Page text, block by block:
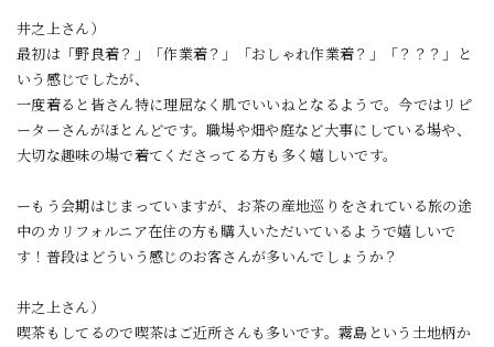
井之上さん）
最初は「野良着？」「作業着？」「おしゃれ作業着？」「？？？」と
いう感じでしたが、
一度着ると皆さん特に理屈なく肌でいいねとなるようで。今ではリピ
ーターさんがほとんどです。職場や畑や庭など大事にしている場や、
大切な趣味の場で着てくださってる方も多く嬉しいです。
ーもう会期はじまっていますが、お茶の産地巡りをされている旅の途
中のカリフォルニア在住の方も購入いただいているようで嬉しいで
す！普段はどういう感じのお客さんが多いんでしょうか？
井之上さん）
喫茶もしてるので喫茶はご近所さんも多いです。霧島という土地柄か